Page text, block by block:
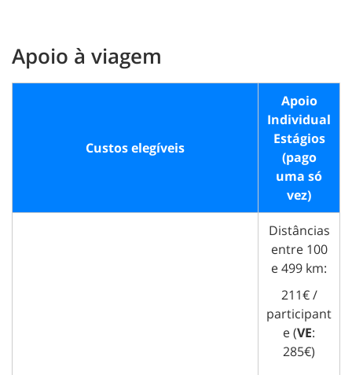
Apoio à viagem
Custos elegíveis
Apoio
Individual
Estágios
(pago
uma só
vez)
Distâncias
entre 100
e 499 km:
211€ /
participant
e (VE:
285€)